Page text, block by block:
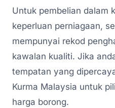
Untuk pembelian dalam
keperluan perniagaan,
mempunyai rekod
kawalan kualiti. Jika
tempatan yang
Kurma Malaysia untuk
harga borong.